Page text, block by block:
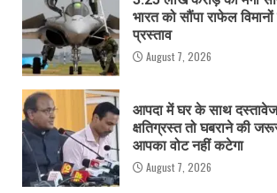
भारत को सौंपा राफेल
प्रस्ताव
August 7, 2026
आपदा में घर के साथ दस्तावेज
क्षतिग्रस्त तो घबराने की
आपका वोट नहीं कटेगा
August 7, 2026